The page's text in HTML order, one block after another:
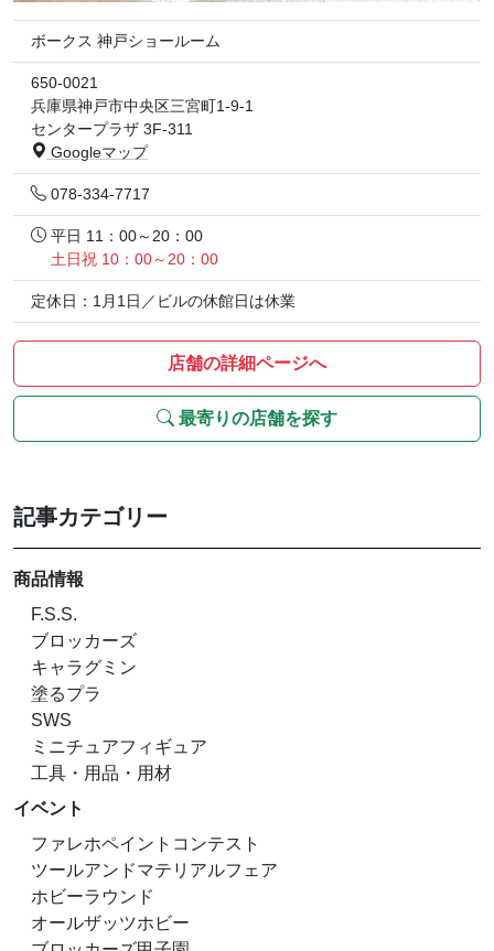
ボークス 神戸ショールーム
650-0021
兵庫県神戸市中央区三宮町1-9-1
センタープラザ 3F-311
Googleマップ
078-334-7717
平日 11：00～20：00
土日祝 10：00～20：00
定休日：1月1日／ビルの休館日は休業
店舗の詳細ページへ
最寄りの店舗を探す
記事カテゴリー
商品情報
F.S.S.
ブロッカーズ
キャラグミン
塗るプラ
SWS
ミニチュアフィギュア
工具・用品・用材
イベント
ファレホペイントコンテスト
ツールアンドマテリアルフェア
ホビーラウンド
オールザッツホビー